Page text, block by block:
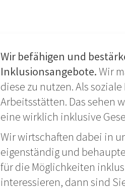
Wir befähigen und
Inklusionsangebote.Wir
diese zu nutzen. Als
Arbeitsstätten. Das sehen
eine wirklich inklusive
Wir wirtschaften dabei in
eigenständig und
für die Möglichkeiten
interessieren, dann sind